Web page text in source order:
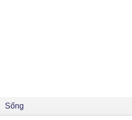
Sống